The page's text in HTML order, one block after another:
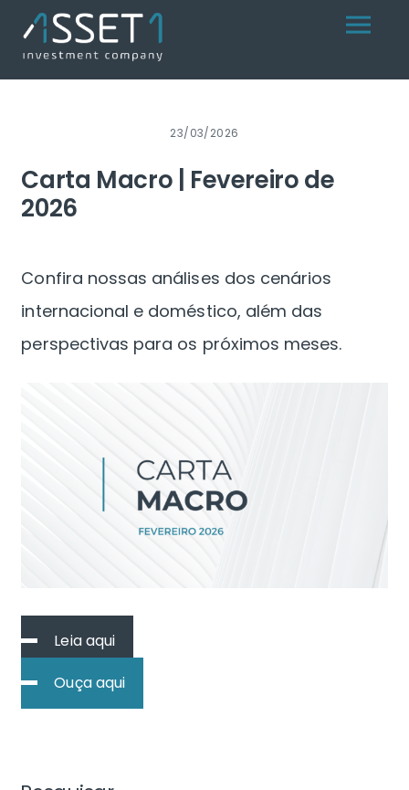
content
Menu
23/03/2026
Carta Macro | Fevereiro de
2026
Confira nossas análises dos cenários
internacional e doméstico, além das
perspectivas para os próximos meses.
Leia aqui
Ouça aqui